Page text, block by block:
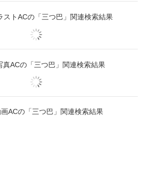
ストACの「三つ巴」関連検索結果
真ACの「三つ巴」関連検索結果
ACの「三つ巴」関連検索結果